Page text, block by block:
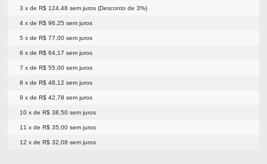
3 x de R$ 124,48 sem juros (Desconto de 3%)
4 x de R$ 96,25 sem juros
5 x de R$ 77,00 sem juros
6 x de R$ 64,17 sem juros
7 x de R$ 55,00 sem juros
8 x de R$ 48,12 sem juros
9 x de R$ 42,78 sem juros
10 x de R$ 38,50 sem juros
11 x de R$ 35,00 sem juros
12 x de R$ 32,08 sem juros